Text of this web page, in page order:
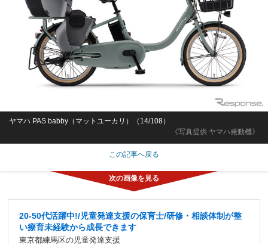
《写真提供 ヤマハ発動機》
ヤマハ PAS babby（マットユーカリ）（14/108）
この記事へ戻る
20-50代活躍中!/児童発達支援の保育士/研修・相談体制が整
い療育未経験から成長できます
東京都練馬区の児童発達支援